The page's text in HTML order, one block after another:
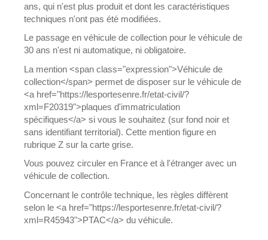
ans, qui n'est plus produit et dont les caractéristiques
techniques n'ont pas été modifiées.
Le passage en véhicule de collection pour le véhicule de
30 ans n'est ni automatique, ni obligatoire.
La mention <span class="expression">Véhicule de
collection</span> permet de disposer sur le véhicule de
<a href="https://lesportesenre.fr/etat-civil/?
xml=F20319">plaques d'immatriculation
spécifiques</a> si vous le souhaitez (sur fond noir et
sans identifiant territorial). Cette mention figure en
rubrique Z sur la carte grise.
Vous pouvez circuler en France et à l'étranger avec un
véhicule de collection.
Concernant le contrôle technique, les règles diffèrent
selon le <a href="https://lesportesenre.fr/etat-civil/?
xml=R45943">PTAC</a> du véhicule.